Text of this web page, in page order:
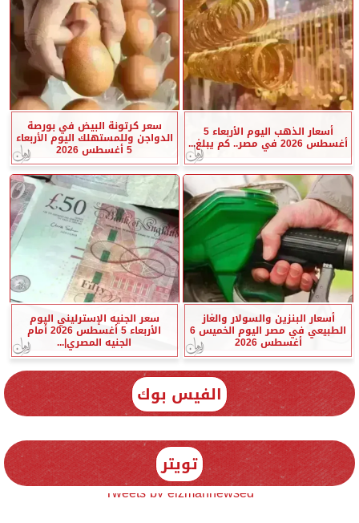
أسعار الذهب اليوم الأربعاء 5
أغسطس 2026 في مصر.. كم يبلغ...
سعر كرتونة البيض في بورصة
الدواجن وللمستهلك اليوم الأربعاء
5 أغسطس 2026
أسعار البنزين والسولار والغاز
الطبيعي في مصر اليوم الخميس 6
أغسطس 2026
سعر الجنيه الإسترليني اليوم
الأربعاء 5 أغسطس 2026 أمام
الجنيه المصري|...
الفيس بوك
تويتر
Tweets by elzmannewseg